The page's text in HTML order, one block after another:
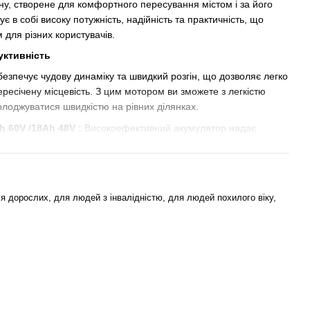
створене для комфортного пересування містом і за його
собі високу потужність, надійність та практичність, що
різних користувачів.
чудову динаміку та швидкий розгін, що дозволяє легко
місцевість. З цим мотором ви зможете з легкістю
швидкістю на рівних ділянках.
60V /18Ah 48V : Високоефективний акумулятор надає
Амортизаційна вилка поглинає удари та вібрації від
плавність ходу та комфортну їзду навіть на грубих
на руки та підвищує задоволення від поїздки.
дорозі. Впевненість у тому, що ви бачите і вас бачать,
дорослих, для людей з інвалідністю, для людей похилого віку,